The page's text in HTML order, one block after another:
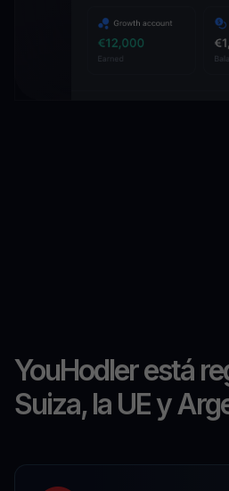
YouHodler está
Suiza, la UE y